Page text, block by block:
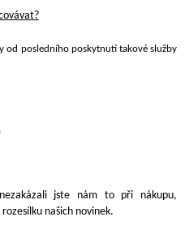
od posledního poskytnutí takové služby
jste nám to při nákupu,
našich novinek.